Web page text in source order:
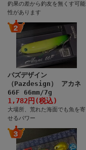
釣果の差から釣友を無くす可能
性があります
パズデザイン
（Pazdesign） アカネ
66F 66mm/7g
1,782円(税込)
大場所、荒れた海面でも魚を寄
せるパワー